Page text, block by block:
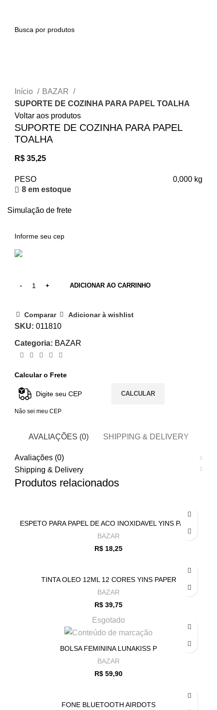
Início
BAZAR
SUPORTE DE COZINHA PARA PAPEL TOALHA
Voltar aos produtos
SUPORTE DE COZINHA PARA PAPEL
TOALHA
R$ 35,25
PESO
0,000 kg
8 em estoque
Simulação de frete
ADICIONAR AO CARRINHO
Comparar Adicionar à wishlist
SKU: 011810
Categoria: BAZAR
Calcular o Frete
CALCULAR
Não sei meu CEP
AVALIAÇÕES (0) SHIPPING & DELIVERY
Avaliações (0)
Shipping & Delivery
Produtos relacionados
ESPETO PARA PAPEL DE ACO INOXIDAVEL YINS PAPER
BAZAR
R$ 18,25
TINTA OLEO 12ML 12 CORES YINS PAPER
BAZAR
R$ 39,75
Esgotado
BOLSA FEMININA LUNAKISS P
BAZAR
R$ 59,90
FONE BLUETOOTH AIRDOTS